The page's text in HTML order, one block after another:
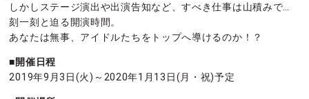
しかしステージ演出や出演告知など、すべき仕事は山積みで…
刻一刻と迫る開演時間。
あなたは無事、アイドルたちをトップへ導けるのか！？
■開催日程
2019年9月3日(火)～2020年1月13日(月・祝)予定